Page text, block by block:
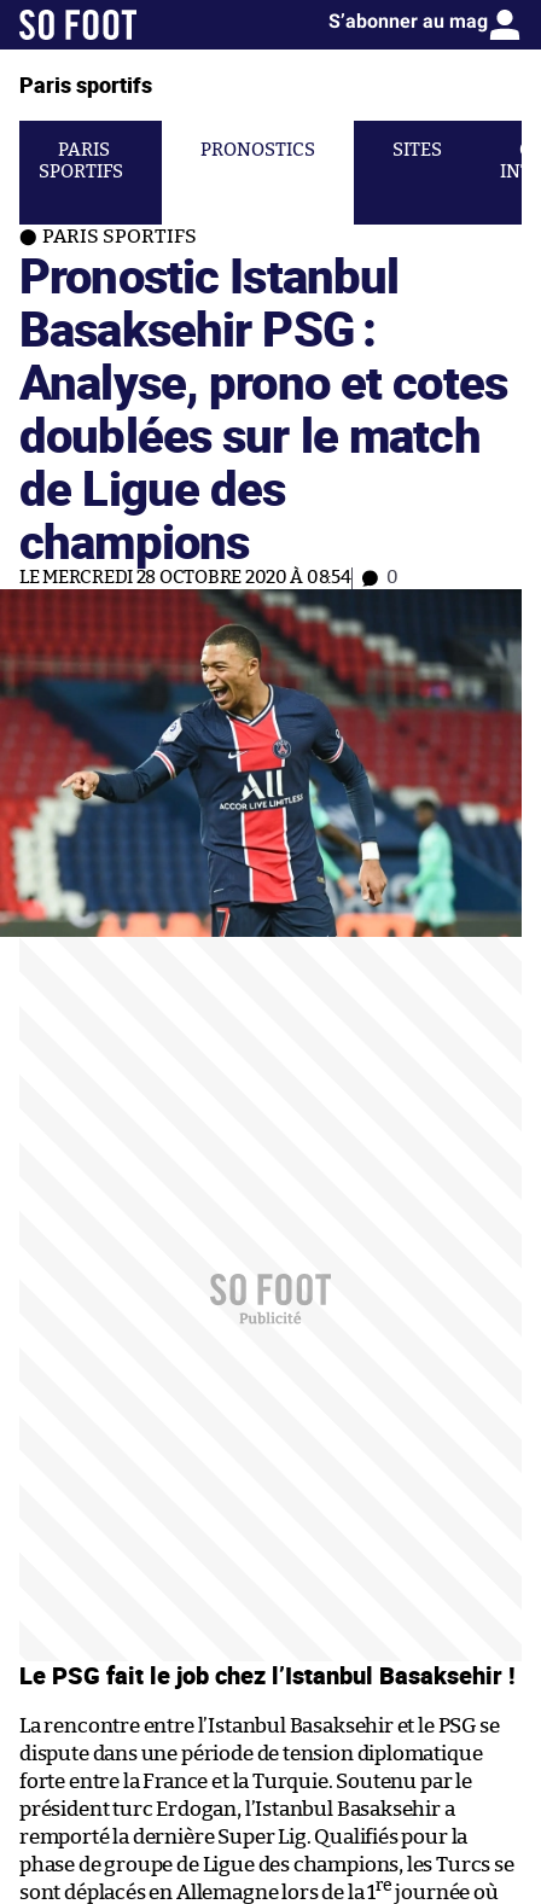
S’abonner au mag
Paris sportifs
PARIS
SPORTIFS
PRONOSTICS SITES
PARIS SPORTIFS
Pronostic Istanbul
Basaksehir PSG :
Analyse, prono et cotes
doublées sur le match
de Ligue des
champions
LE MERCREDI 28 OCTOBRE 2020 À 08:54 0
Le PSG fait le job chez l’Istanbul Basaksehir !
La rencontre entre l’Istanbul Basaksehir et le PSG se
dispute dans une période de tension diplomatique
forte entre la France et la Turquie. Soutenu par le
président turc Erdogan, l’Istanbul Basaksehir a
remporté la dernière Super Lig. Qualifiés pour la
phase de groupe de Ligue des champions, les Turcs se
sont déplacés en Allemagne lors de la 1re journée où